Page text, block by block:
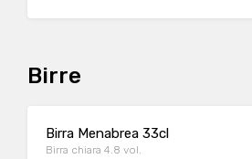
Birre
Birra Menabrea 33cl
Birra chiara 4.8 vol.